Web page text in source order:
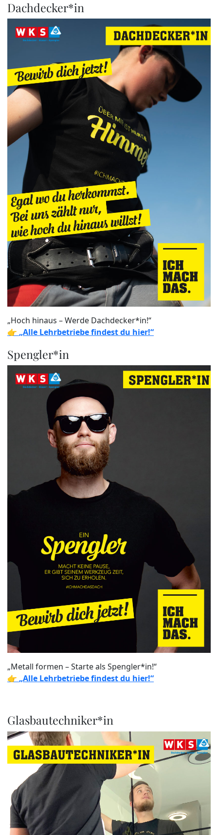
Dachdecker*in
„Hoch hinaus – Werde Dachdecker*in!“
👉 „Alle Lehrbetriebe findest du hier!“
Spengler*in
„Metall formen – Starte als Spengler*in!“
👉 „Alle Lehrbetriebe findest du hier!“
Glasbautechniker*in